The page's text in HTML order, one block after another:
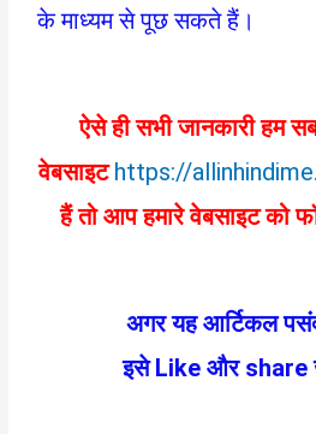
के माध्यम से पूछ सकते हैं।
ऐसे ही सभी जानकारी हम
वेबसाइटhttps://
हैं तो आप हमारे वेबसाइट को
अगर यह आर्टिकल
इसेLike और share